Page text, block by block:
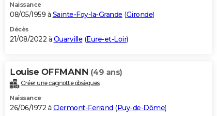
Naissance
08/05/1959 à Sainte-Foy-la-Grande (Gironde)
Décès
21/08/2022 à Ouarville (Eure-et-Loir)
Louise OFFMANN (49 ans)
Créer une cagnotte obsèques
Naissance
26/06/1972 à Clermont-Ferrand (Puy-de-Dôme)